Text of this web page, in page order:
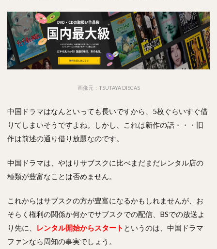
画像元：TSUTAYA DISCAS
中国ドラマはなんといっても長いですから、5枚ぐらいすぐ借
りてしまいそうですよね。しかし、これは新作の話・・・旧
作は前述の通り借り放題なのです。
中国ドラマは、やはりサブスクに比べまだまだレンタル店の
種類が豊富なことは否めません。
これからはサブスクの方が豊富になるかもしれませんが、お
そらく権利の関係か何かでサブスクでの配信、BSでの放送よ
り先に、
レンタル開始からスタート というのは、中国ドラマ
ファンなら周知の事実でしょう。